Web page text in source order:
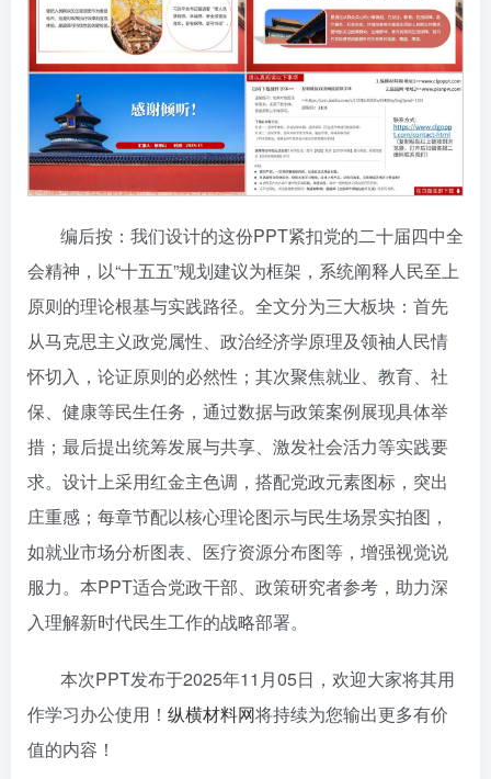
编后按：我们设计的这份PPT紧扣党的二十届四中全
会精神，以“十五五”规划建议为框架，系统阐释人民至上
原则的理论根基与实践路径。全文分为三大板块：首先
从马克思主义政党属性、政治经济学原理及领袖人民情
怀切入，论证原则的必然性；其次聚焦就业、教育、社
保、健康等民生任务，通过数据与政策案例展现具体举
措；最后提出统筹发展与共享、激发社会活力等实践要
求。设计上采用红金主色调，搭配党政元素图标，突出
庄重感；每章节配以核心理论图示与民生场景实拍图，
如就业市场分析图表、医疗资源分布图等，增强视觉说
服力。本PPT适合党政干部、政策研究者参考，助力深
入理解新时代民生工作的战略部署。
本次PPT发布于2025年11月05日，欢迎大家将其用
作学习办公使用！ 纵横材料网将持续为您输出更多有价
值的内容！